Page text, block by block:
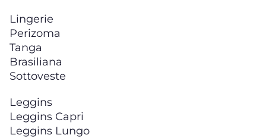
Lingerie
Perizoma
Tanga
Brasiliana
Sottoveste
Leggins
Leggins Capri
Leggins Lungo